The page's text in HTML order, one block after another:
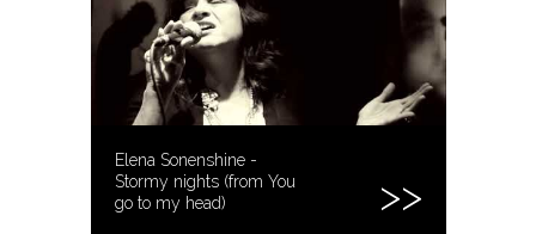
Elena Sonenshine -
Stormy nights (from You
go to my head)